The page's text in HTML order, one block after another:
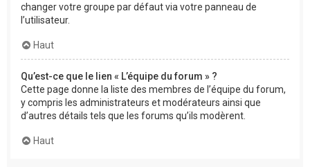
changer votre groupe par défaut via votre panneau de
l’utilisateur.
Haut
Qu’est-ce que le lien « L’équipe du forum » ?
Cette page donne la liste des membres de l’équipe du forum,
y compris les administrateurs et modérateurs ainsi que
d’autres détails tels que les forums qu’ils modèrent.
Haut